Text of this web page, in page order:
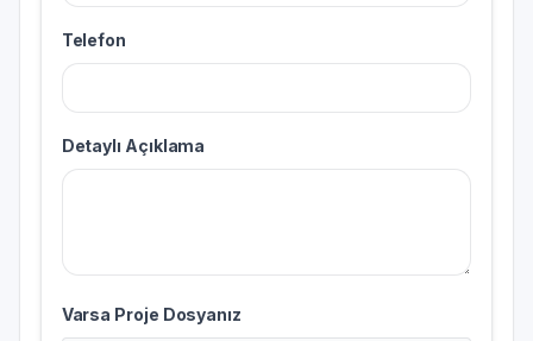
Telefon
Detaylı Açıklama
Varsa Proje Dosyanız